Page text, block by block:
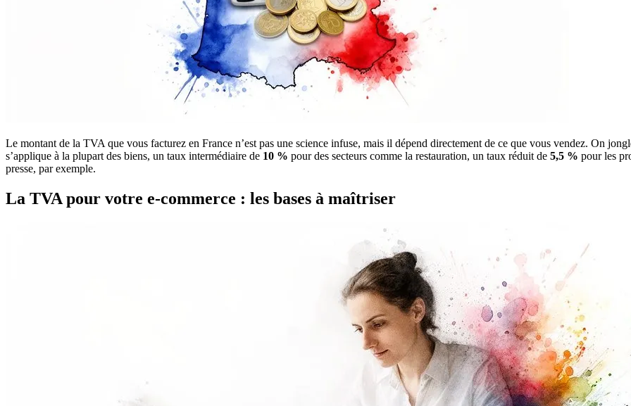
Le montant de la TVA que vous facturez en France n’est pas une science infuse, mais il dépend directement de ce que vous vendez. On
s’applique à la plupart des biens, un taux intermédiaire de 10 % pour des secteurs comme la restauration, un taux réduit de 5,5 % pour les
presse, par exemple.
La TVA pour votre e-commerce : les bases à maîtriser